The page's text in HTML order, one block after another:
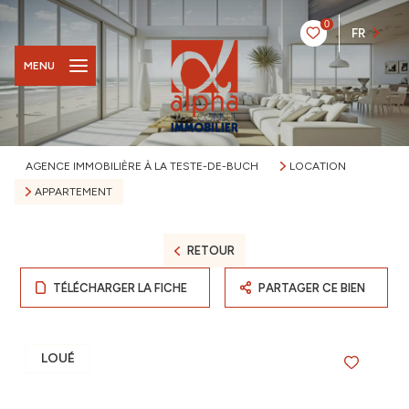
0
FR
MENU
AGENCE IMMOBILIÈRE À LA TESTE-DE-BUCH
LOCATION
APPARTEMENT
RETOUR
TÉLÉCHARGER LA FICHE PARTAGER CE BIEN
LOUÉ